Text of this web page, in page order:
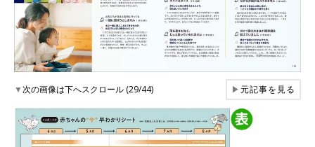
▼次の画像は下へスクロール (29/44) ▶元記事を見る